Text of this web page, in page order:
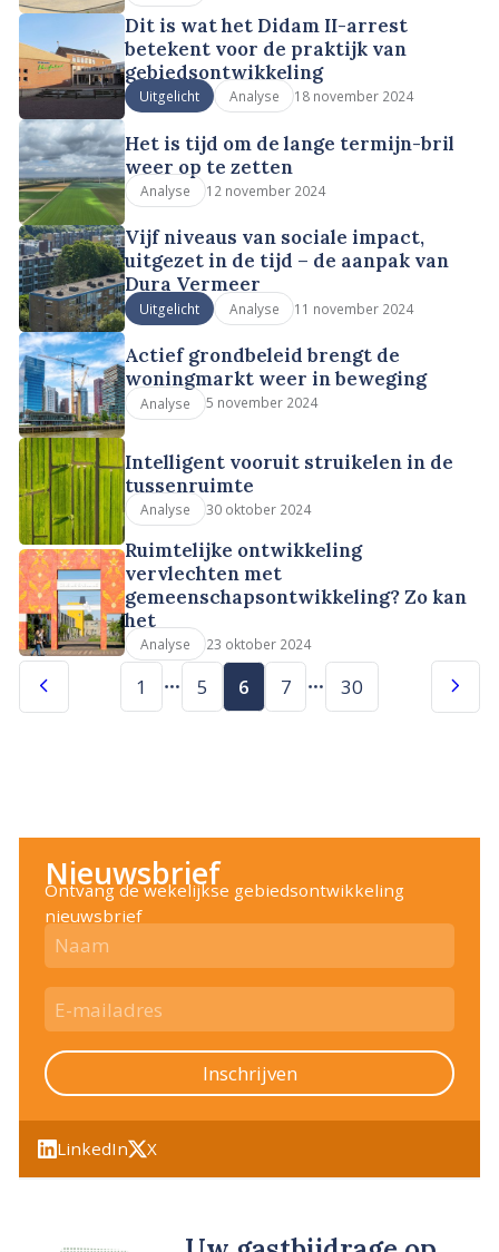
Dit is wat het Didam II-arrest
betekent voor de praktijk van
gebiedsontwikkeling
Uitgelicht Analyse 18 november 2024
Het is tijd om de lange termijn-bril
weer op te zetten
Analyse 12 november 2024
Vijf niveaus van sociale impact,
uitgezet in de tijd – de aanpak van
Dura Vermeer
Uitgelicht Analyse 11 november 2024
Actief grondbeleid brengt de
woningmarkt weer in beweging
Analyse 5 november 2024
Intelligent vooruit struikelen in de
tussenruimte
Analyse 30 oktober 2024
Ruimtelijke ontwikkeling
vervlechten met
gemeenschapsontwikkeling? Zo kan
het
Analyse 23 oktober 2024
1 5 6 7 30
Nieuwsbrief
Ontvang de wekelijkse gebiedsontwikkeling
nieuwsbrief
Inschrijven
LinkedIn X